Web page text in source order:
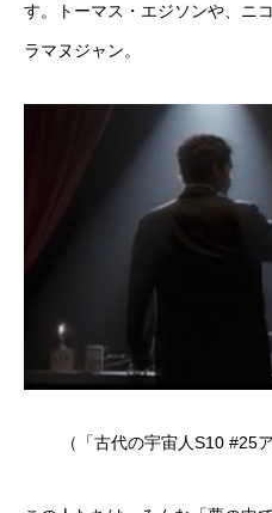
す。トーマス・エジソンや、ニ
ラマヌジャン。
（「古代の宇宙人S10 #25